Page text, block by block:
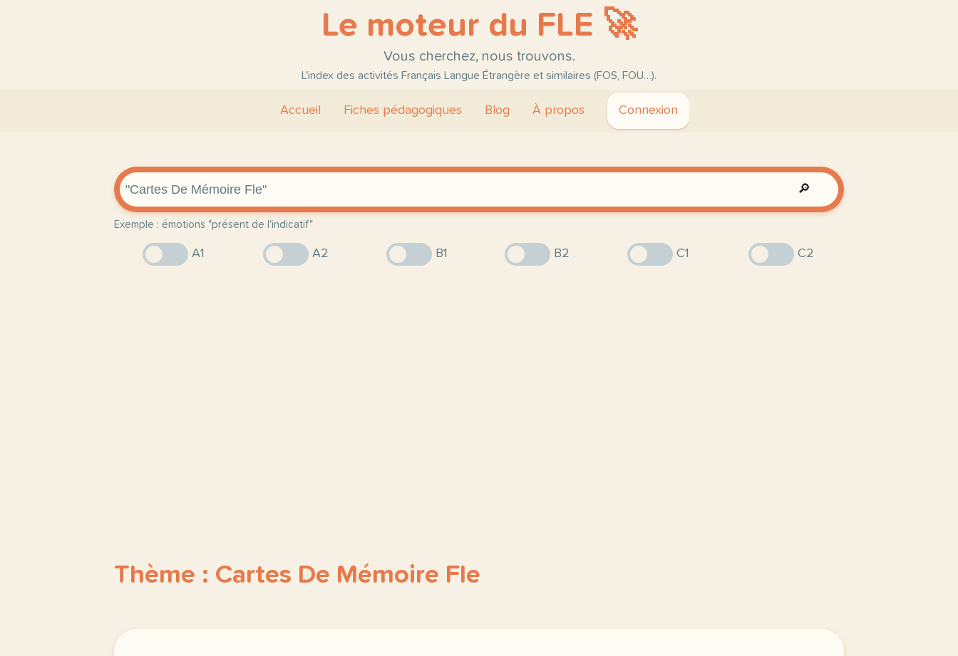
Le moteur du FLE 🚀
Vous cherchez, nous trouvons.
L'index des activités Français Langue Étrangère et similaires (FOS, FOU…).
Accueil Fiches pédagogiques Blog À propos Connexion
🔎
Exemple : émotions "présent de l'indicatif"
A1 A2 B1 B2 C1 C2
Thème : Cartes De Mémoire Fle